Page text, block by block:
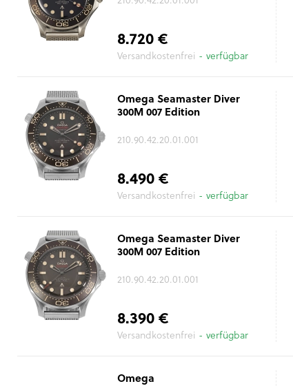
8.720 €
Versandkostenfrei - verfügbar
Omega Seamaster Diver
300M 007 Edition
210.90.42.20.01.001
8.490 €
Versandkostenfrei - verfügbar
Omega Seamaster Diver
300M 007 Edition
210.90.42.20.01.001
8.390 €
Versandkostenfrei - verfügbar
Omega